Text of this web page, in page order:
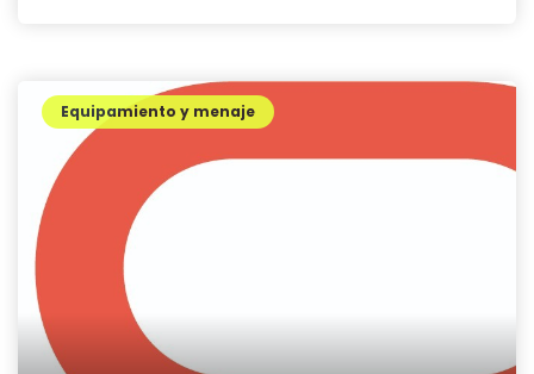
Equipamiento y menaje